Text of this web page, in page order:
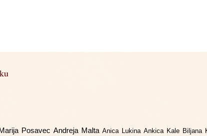
Posavec Andreja Malta Anica Lukina Ankica Kale Biljana